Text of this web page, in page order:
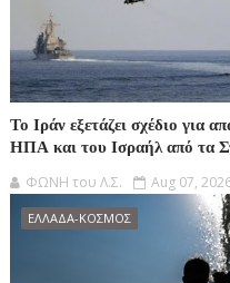
Το Ιράν εξετάζει σχέδιο για
ΗΠΑ και του Ισραήλ από τα
ΦΩΝΗ του Λ.Σ. Aug 07,
ΕΛΛΑΔΑ-ΚΟΣΜΟΣ